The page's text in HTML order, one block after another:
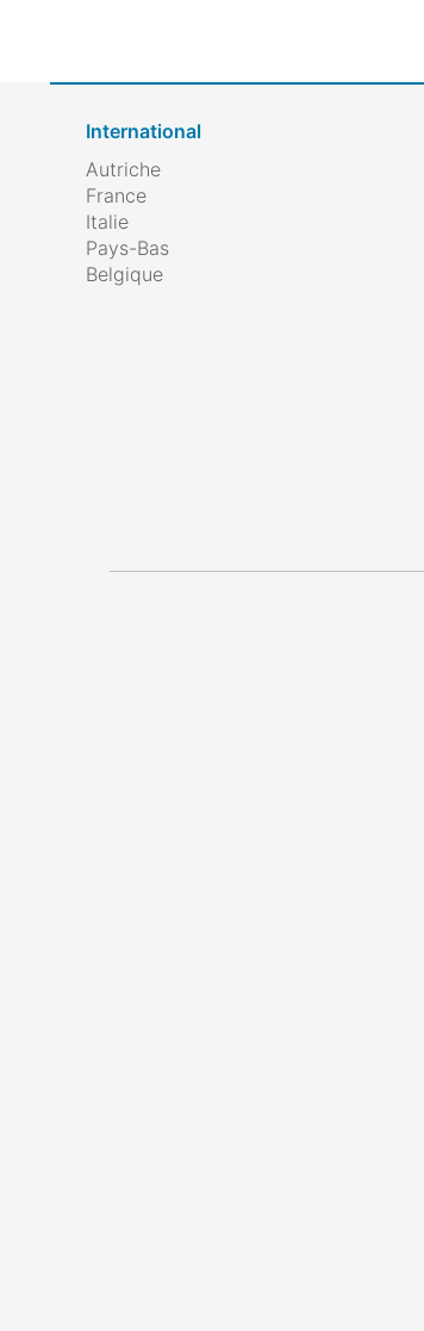
International
Autriche
France
Italie
Pays-Bas
Belgique